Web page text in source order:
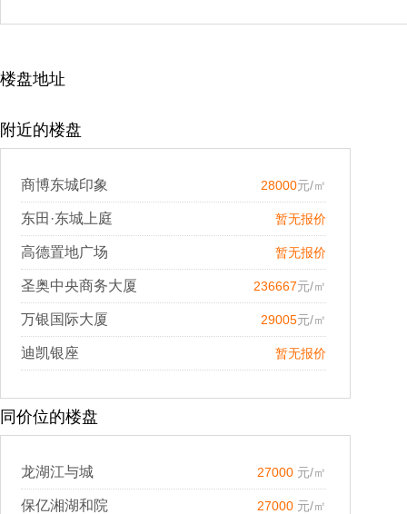
楼盘地址
附近的楼盘
商博东城印象 28000元/㎡
东田·东城上庭 暂无报价
高德置地广场 暂无报价
圣奥中央商务大厦 236667元/㎡
万银国际大厦 29005元/㎡
迪凯银座 暂无报价
同价位的楼盘
龙湖江与城 27000 元/㎡
保亿湘湖和院 27000 元/㎡